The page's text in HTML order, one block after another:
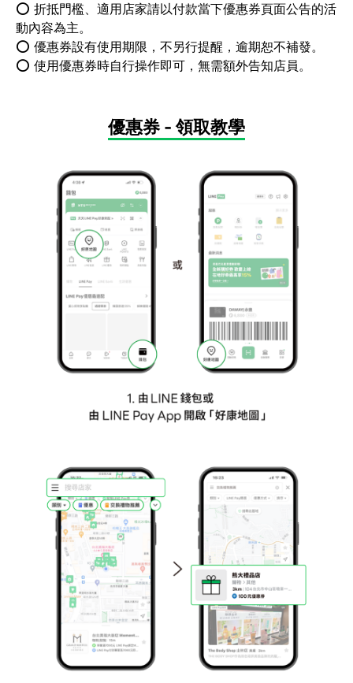
⭕️ 折抵門檻、適用店家請以付款當下優惠券頁面公告的活
動內容為主。
⭕️ 優惠券設有使用期限，不另行提醒，逾期恕不補發。
⭕️ 使用優惠券時自行操作即可，無需額外告知店員。
優惠券 - 領取教學